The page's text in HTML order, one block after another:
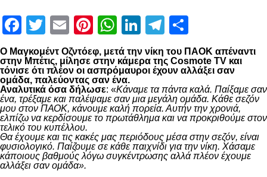
Facebook
Twitter
EmailPinterest
WhatsApp
LinkedIn
Telegram
Ο Μαγκομέντ Οζντόεφ, μετά την νίκη του ΠΑΟΚ απέναντι
στην Μπέτις, μίλησε στην κάμερα της Cosmote TV και
τόνισε ότι πλέον οι ασπρόμαυροι έχουν αλλάξει σαν
ομάδα, παλεύοντας σαν ένα.
Αναλυτικά όσα δήλωσε: «Κάναμε τα πάντα καλά. Παίξαμε σαν
ένα, τρέξαμε και παλέψαμε σαν μια μεγάλη ομάδα. Κάθε σεζόν
μου στον ΠΑΟΚ, κάνουμε καλή πορεία. Αυτήν την χρονιά,
ελπίζω να κερδίσουμε το πρωτάθλημα και να προκριθούμε στον
τελικό του κυπέλλου.
Θα έχουμε και τις κακές μας περιόδους μέσα στην σεζόν, είναι
φυσιολογικό. Παίζουμε σε κάθε παιχνίδι για την νίκη. Χάσαμε
κάποιους βαθμούς λόγω συγκέντρωσης αλλά πλέον έχουμε
αλλάξει σαν ομάδα».